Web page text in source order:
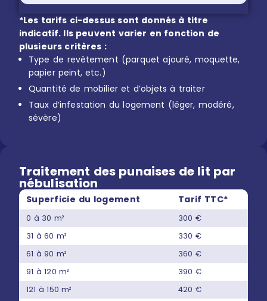
*Les tarifs ci-dessus sont donnés à titre
indicatif. Ils peuvent varier en fonction de
plusieurs critères :
Type de revêtement (parquet ajouré, moquette,
papier peint, etc.)
Quantité de mobilier et d’objets à traiter
Taux d’infestation du logement (léger, modéré,
sévère)
Traitement des punaises de lit par
nébulisation
Superficie du logement Tarif TTC*
0 à 30 m²
300 €
31 à 60 m²
330 €
61 à 90 m²
360 €
91 à 120 m²
390 €
121 à 150 m²
420 €